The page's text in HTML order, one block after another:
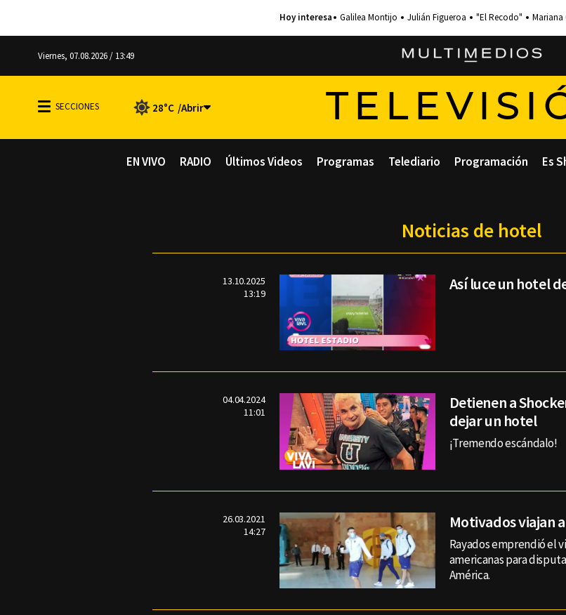
Galilea Montijo Julián Figueroa "El Recodo" Mariana
Viernes, 07.08.2026 / 13:49
28°C
EN VIVO RADIO Últimos Videos Programas Telediario Programación Es
Noticias de hotel
13.10.2025
13:19
Así luce un hotel
04.04.2024
11:01
Detienen a
dejar un hotel
¡Tremendo escándalo!
26.03.2021
14:27
Motivados viajan
Rayados emprendió el
americanas para
América.